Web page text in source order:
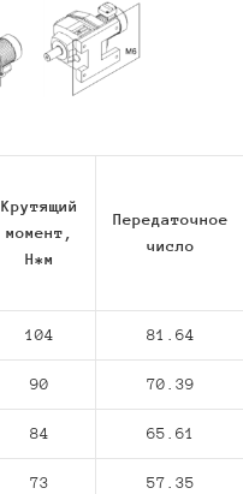
Крутящий
момент,
Н*м
Передаточное
число
104 81.64
90 70.39
84 65.61
73 57.35